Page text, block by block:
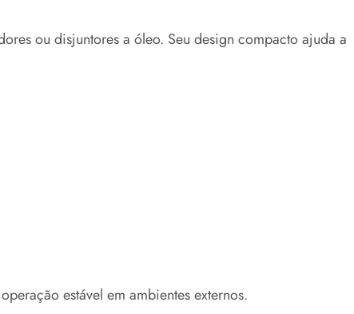
ou disjuntores a óleo. Seu design compacto ajuda a
estável em ambientes externos.